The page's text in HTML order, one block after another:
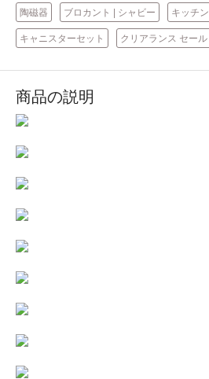
陶磁器 ブロカント | シャビー キッチン
キャニスターセット クリアランス セール
商品の説明